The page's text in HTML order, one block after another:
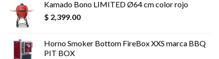
Kamado Bono LIMITED Ø64 cm color rojo
$ 2,399.00
Horno Smoker Bottom FireBox XXS marca BBQ
PIT BOX